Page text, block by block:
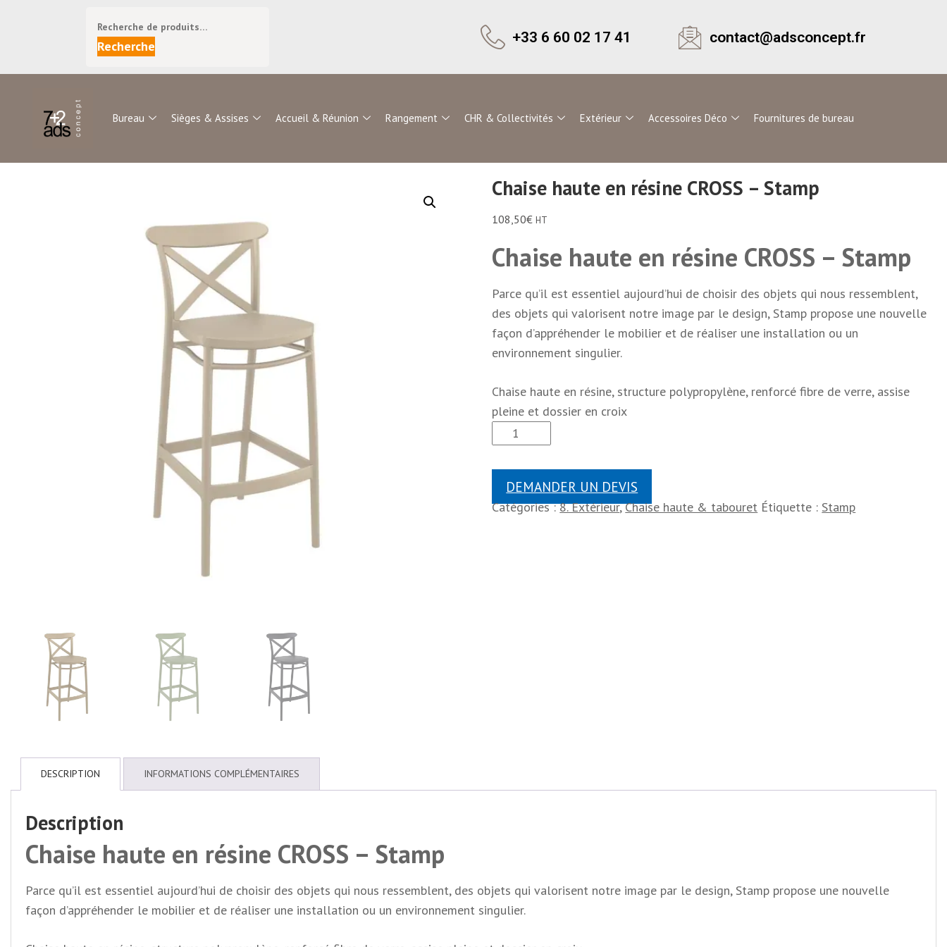
Recherche
+33 6 60 02 17 41 contact@adsconcept.fr
Bureau Sièges & Assises Accueil & Réunion Rangement CHR & Collectivités Extérieur Accessoires Déco Fournitures de bureau
Chaise haute en résine CROSS – Stamp
108,50€ HT
Chaise haute en résine CROSS – Stamp
Parce qu’il est essentiel aujourd’hui de choisir des objets qui nous ressemblent,
des objets qui valorisent notre image par le design, Stamp propose une nouvelle
façon d’appréhender le mobilier et de réaliser une installation ou un
environnement singulier.
Chaise haute en résine, structure polypropylène, renforcé fibre de verre, assise
pleine et dossier en croix
DEMANDER UN DEVIS
Catégories :8. Extérieur,Chaise haute & tabouret Étiquette : Stamp
DESCRIPTION INFORMATIONS COMPLÉMENTAIRES
Description
Chaise haute en résine CROSS – Stamp
Parce qu’il est essentiel aujourd’hui de choisir des objets qui nous ressemblent, des objets qui valorisent notre image par le design, Stamp propose une nouvelle
façon d’appréhender le mobilier et de réaliser une installation ou un environnement singulier.